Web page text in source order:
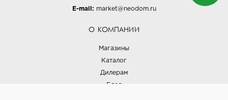
E-mail: market@neodom.ru
О КОМПАНИИ
Магазины
Каталог
Дилерам
Блог